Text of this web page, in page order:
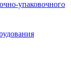
упаковочного